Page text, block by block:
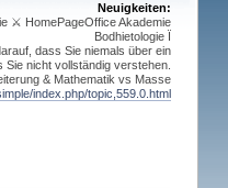
Neuigkeiten:
⚔ HomePageOffice Akademie
Bodhietologie Ï
dass Sie niemals über ein
Sie nicht vollständig verstehen.
& Mathematik vs Masse
index.php/topic,559.0.html